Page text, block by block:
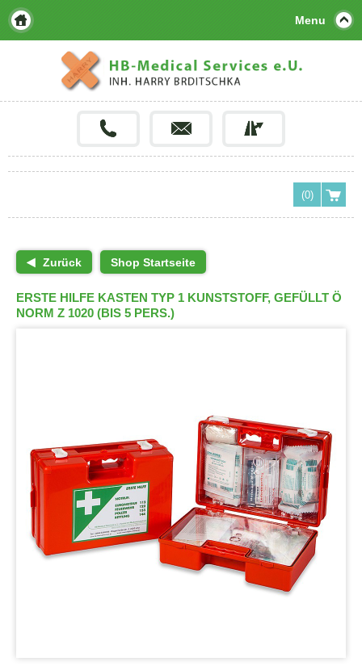
Menu
(0)
Zurück Shop Startseite
ERSTE HILFE KASTEN TYP 1 KUNSTSTOFF, GEFÜLLT Ö
NORM Z 1020 (BIS 5 PERS.)